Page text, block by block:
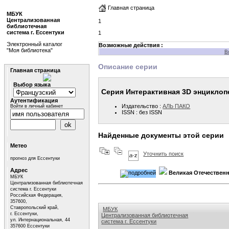
Главная страница
1
1
Возможные действия :
Описание серии
Серия Интерактивная 3D
Издательство :АЛЬ ПАКО
ISSN : без ISSN
Найденные документы этой серии
Уточнить поиск
Великая
МБУК
Централизованная библиотечная
система г. Ессентуки
МБУК
Централизованная
библиотечная
система г. Ессентуки
Электронный каталог
"Моя библиотека"
Главная страница
Выбор языка
Аутентификация
Войти в личный кабинет
Метео
прогноз для Ессентуки
Адрес
МБУК
Централизованная библиотечная
система г. Ессентуки
Российская Федерация,
357600,
Ставропольский край,
г. Ессентуки,
ул. Интернациональная, 44
357600 Ессентуки